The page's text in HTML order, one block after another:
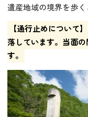
遺産地域の境界を歩く
【通行止めについて
落しています。当面
す。